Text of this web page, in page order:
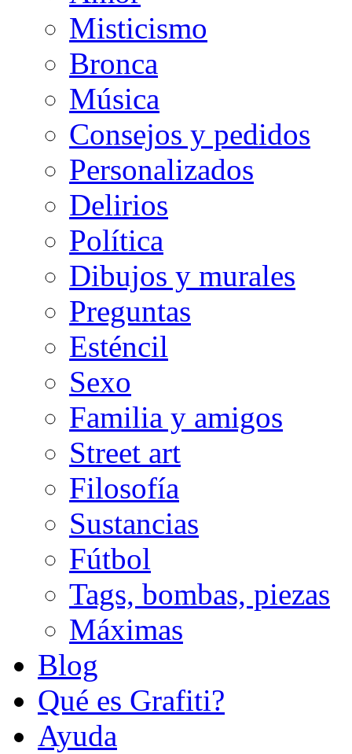
Misticismo
Bronca
Música
Consejos y pedidos
Personalizados
Delirios
Política
Dibujos y murales
Preguntas
Esténcil
Sexo
Familia y amigos
Street art
Filosofía
Sustancias
Fútbol
Tags, bombas, piezas
Máximas
Blog
Qué es Grafiti?
Ayuda